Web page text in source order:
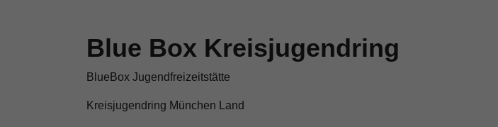
Blue Box Kreisjugendring
BlueBox Jugendfreizeitstätte
Kreisjugendring München Land